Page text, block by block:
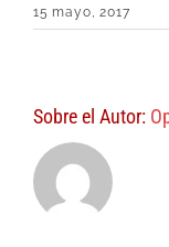
15 mayo, 2017
Sobre el Autor: